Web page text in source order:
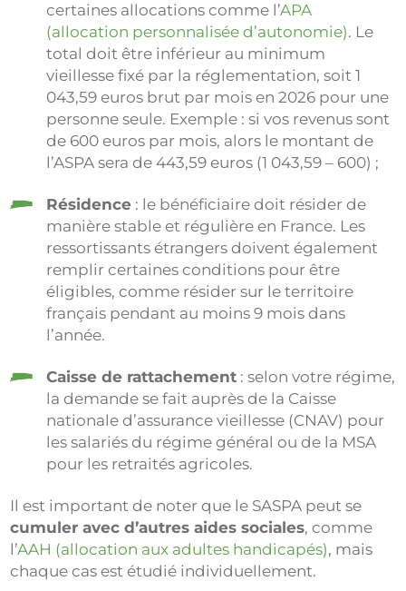
certaines allocations comme l’APA
(allocation personnalisée d’autonomie). Le
total doit être inférieur au minimum
vieillesse fixé par la réglementation, soit 1
043,59 euros brut par mois en 2026 pour une
personne seule. Exemple : si vos revenus sont
de 600 euros par mois, alors le montant de
l’ASPA sera de 443,59 euros (1 043,59 – 600) ;
Résidence : le bénéficiaire doit résider de
manière stable et régulière en France. Les
ressortissants étrangers doivent également
remplir certaines conditions pour être
éligibles, comme résider sur le territoire
français pendant au moins 9 mois dans
l’année.
Caisse de rattachement : selon votre régime,
la demande se fait auprès de la Caisse
nationale d’assurance vieillesse (CNAV) pour
les salariés du régime général ou de la MSA
pour les retraités agricoles.
Il est important de noter que le SASPA peut se
cumuler avec d’autres aides sociales, comme
l’AAH (allocation aux adultes handicapés), mais
chaque cas est étudié individuellement.